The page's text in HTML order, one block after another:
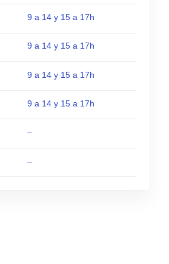
9 a 14 y 15 a 17h
9 a 14 y 15 a 17h
9 a 14 y 15 a 17h
9 a 14 y 15 a 17h
–
–